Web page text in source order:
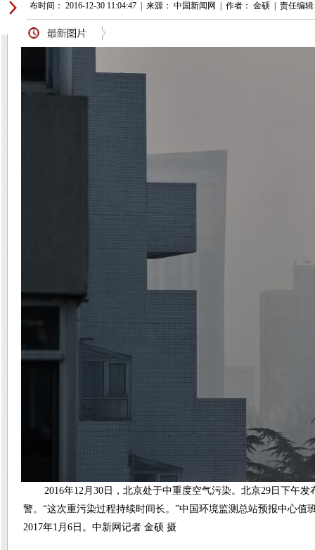
发布时间： 2016-12-30 11:04:47 来源： 中国新闻网 作者： 金硕 责任编
2016年12月30日，北京处于中重度空气污染。北京29日下午
警。“这次重污染过程持续时间长。”中国环境监测总站预报中心
2017年1月6日。中新网记者 金硕 摄